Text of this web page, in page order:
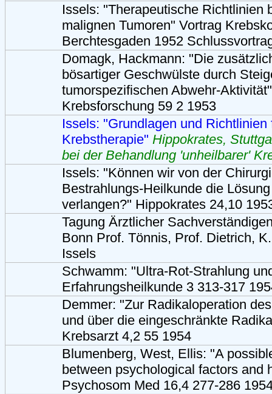
Issels: "Therapeutische Richtlinien
malignen Tumoren" Vortrag
Berchtesgaden 1952
Domagk, Hackmann: "Die
bösartiger Geschwülste durch
tumorspezifischen Abwehr-
Krebsforschung 59 2 1953
Issels: "Grundlagen und Richtlinien
Krebstherapie" Hippokrates,
bei der Behandlung 'unheilbarer'
Issels: "Können wir von der
Bestrahlungs-Heilkunde die
verlangen?" Hippokrates 24,10
Tagung Ärztlicher
Bonn Prof. Tönnis, Prof. Dietrich,
Issels
Schwamm: "Ultra-Rot-Strahlung
Erfahrungsheilkunde 3 313-317
Demmer: "Zur Radikaloperation
und über die eingeschränkte
Krebsarzt 4,2 55 1954
Blumenberg, West, Ellis: "A
between psychological factors and
Psychosom Med 16,4 277-286